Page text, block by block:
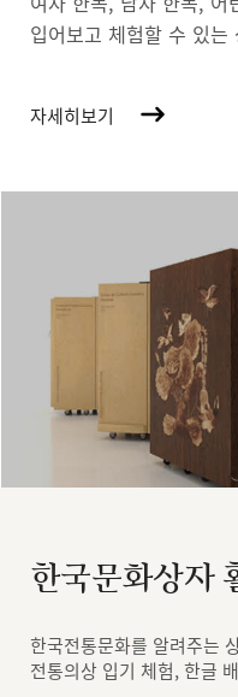
입어보고 체험할 수 있는
자세히보기
한국문화상자
한국전통문화를 알려주는
전통의상 입기 체험, 한글